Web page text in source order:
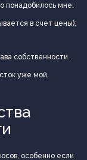
понадобилось мне:
в счет цены);
собственности.
уже мой,
особенно если